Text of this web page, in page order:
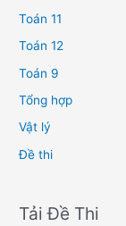
Toán 11
Toán 12
Toán 9
Tổng hợp
Vật lý
Đề thi
Tải Đề Thi